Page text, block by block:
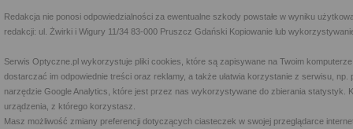
Redakcja nie ponosi odpowiedzialności za ewentualne szkody powstałe w wyniku
redakcji: ul. Żwirki i Wigury 11/34 83-000 Pruszcz Gdański Kopiowanie lub
Serwis Optyczne.pl wykorzystuje pliki cookies, które są zapisywane na Twoim
dostarczać im odpowiednie treści oraz reklamy, a także ułatwia korzystanie z serwisu,
narzędzie Google Analytics, które jest przez nas wykorzystywane do zbierania statystyk.
urządzenia, z którego korzystasz.
Masz możliwość zmiany preferencji dotyczących ciasteczek w swojej przeglądarce